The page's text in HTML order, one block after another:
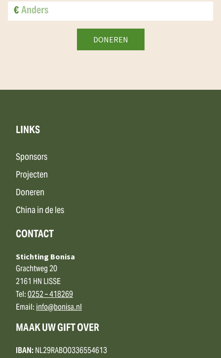
€
LINKS
Sponsors
Projecten
Doneren
China in de les
CONTACT
Stichting Bonisa
Grachtweg 20
2161 HN LISSE
Tel:0252 – 418269
Email:info@bonisa.nl
MAAK UW GIFT OVER
IBAN:NL29RABO0336554613